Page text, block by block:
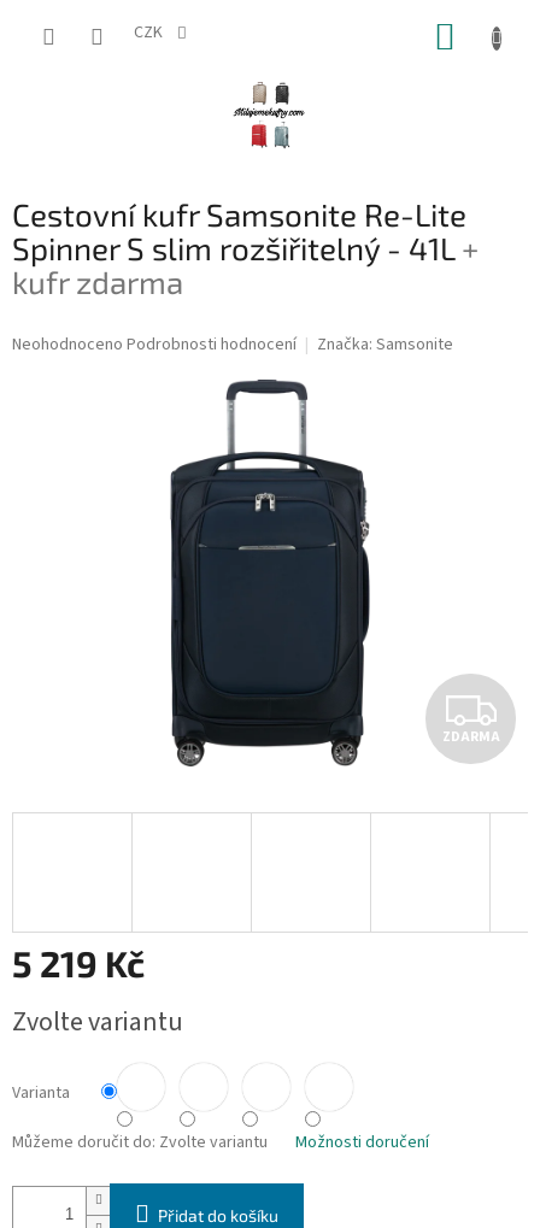
CZK
Cestovní kufr Samsonite Re-Lite
Spinner S slim rozšiřitelný - 41L+
kufr zdarma
Průměrné
Neohodnoceno Podrobnosti hodnocení Značka: Samsonite
Z
D
A
ZDARMA
5 219 Kč
cena:
Zvolte variantu
Varianta
Můžeme doručit do: Zvolte variantu Možnosti doručení
Přidat do košíku